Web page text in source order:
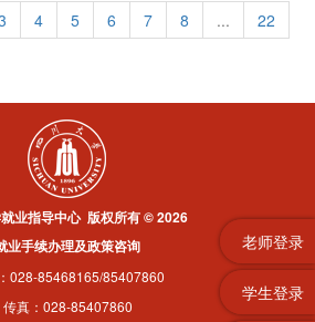
老师登录
学生登录
4 5 6 7 8 ...
22
业指导中心 版权所有 © 2026
业手续办理及政策咨询
028-85468165/85407860
传真：028-85407860